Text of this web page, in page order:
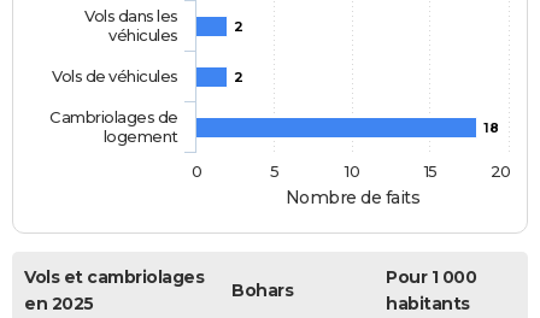
Nombre de faits
2
2
18
Vols dans les
véhicules
Vols de véhicules
Cambriolages de
logement
0
5 10 15 20
Vols et cambriolages
en 2025
Bohars
Pour 1 000
habitants